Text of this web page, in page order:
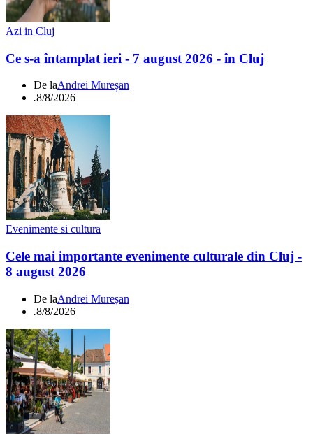
Azi in Cluj
Ce s-a întamplat ieri - 7 august 2026 - în Cluj
De laAndrei Mureșan
.8/8/2026
Evenimente si cultura
Cele mai importante evenimente culturale din Cluj -
8 august 2026
De laAndrei Mureșan
.8/8/2026